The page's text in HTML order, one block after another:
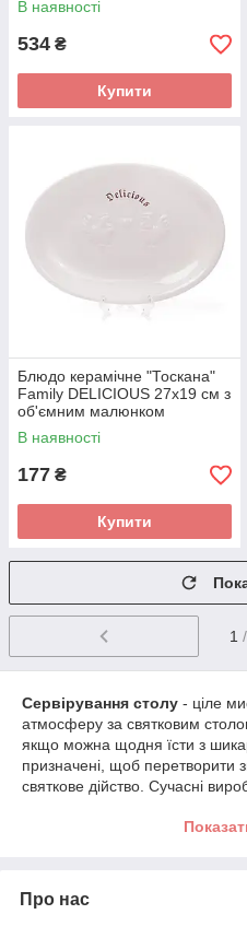
В наявності
534 ₴
Купити
Блюдо керамічне "Тоскана"
Family DELICIOUS 27х19 см з
об'ємним малюнком
В наявності
177 ₴
Купити
1
Сервірування столу - ціле
атмосферу за святковим
якщо можна щодня їсти з
призначені, щоб перетворити
святкове дійство. Сучасні
надавши їм різноманітні
дому"
Про нас